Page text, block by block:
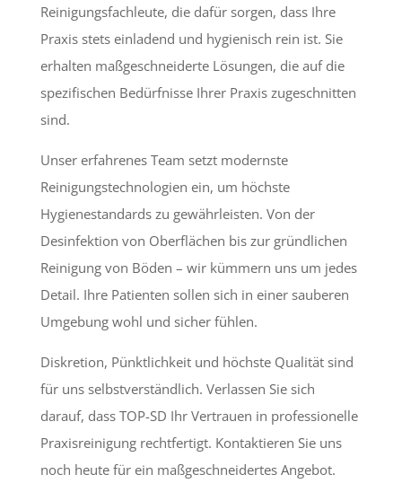
Reinigungsfachleute, die dafür sorgen, dass Ihre
Praxis stets einladend und hygienisch rein ist. Sie
erhalten maßgeschneiderte Lösungen, die auf die
spezifischen Bedürfnisse Ihrer Praxis zugeschnitten
sind.
Unser erfahrenes Team setzt modernste
Reinigungstechnologien ein, um höchste
Hygienestandards zu gewährleisten. Von der
Desinfektion von Oberflächen bis zur gründlichen
Reinigung von Böden – wir kümmern uns um jedes
Detail. Ihre Patienten sollen sich in einer sauberen
Umgebung wohl und sicher fühlen.
Diskretion, Pünktlichkeit und höchste Qualität sind
für uns selbstverständlich. Verlassen Sie sich
darauf, dass TOP-SD Ihr Vertrauen in professionelle
Praxisreinigung rechtfertigt. Kontaktieren Sie uns
noch heute für ein maßgeschneidertes Angebot.